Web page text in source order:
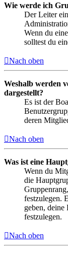
Wie werde ich
Der Leiter
Wenn du
solltest du
Nach oben
Weshalb werden
dargestellt?
Es ist der
deren
Nach oben
Was ist eine
Wenn du
die
festzulegen.
geben, deine
festzulegen.
Nach oben